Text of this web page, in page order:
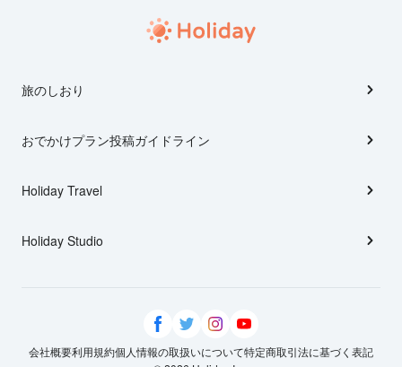
旅のしおり
おでかけプラン投稿ガイドライン
Holiday Travel
Holiday Studio
会社概要利用規約個人情報の取扱いについて特定商取引法に基づく表記